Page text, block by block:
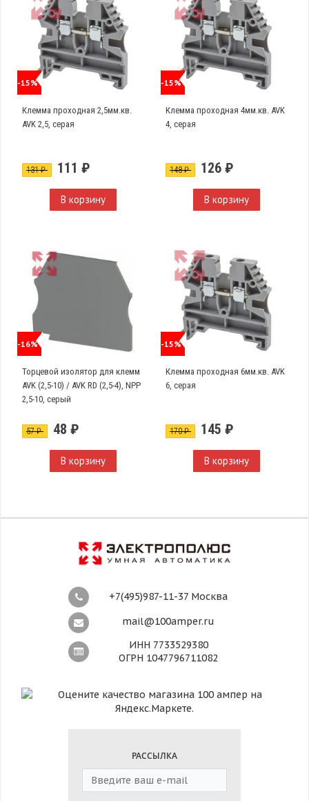
-15%
Клемма проходная 2,5мм.кв.
AVK 2,5, серая
131 ₽ 111 ₽
В корзину
-15%
Клемма проходная 4мм.кв. AVK
4, серая
148 ₽ 126 ₽
В корзину
-16%
Торцевой изолятор для клемм
AVK (2,5-10) / AVK RD (2,5-4), NPP
2,5-10, серый
57 ₽ 48 ₽
В корзину
-15%
Клемма проходная 6мм.кв. AVK
6, серая
170 ₽ 145 ₽
В корзину
+7(495)987-11-37 Москва
mail@100amper.ru
ИНН 7733529380
ОГРН 1047796711082
РАССЫЛКА